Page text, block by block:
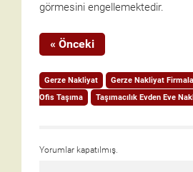
görmesini engellemektedir.
« Önceki
Gerze Nakliyat Gerze Nakliyat
Ofis Taşıma
Taşımacılık Evden Eve
Yorumlar kapatılmış.